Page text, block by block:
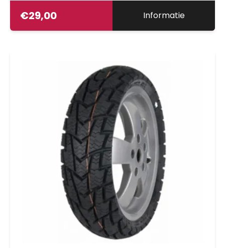
€29,00 Informatie